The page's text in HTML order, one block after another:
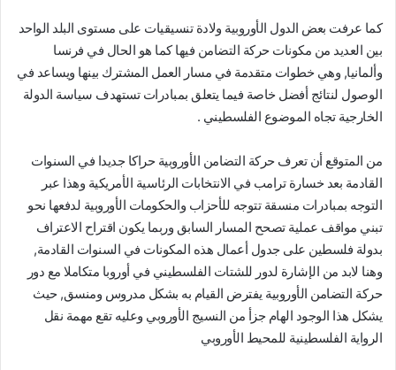
كما عرفت بعض الدول الأوروبية ولادة تنسيقيات على مستوى البلد الواحد
بين العديد من مكونات حركة التضامن فيها كما هو الحال في فرنسا
وألمانيا, وهي خطوات متقدمة في مسار العمل المشترك بينها ويساعد في
الوصول لنتائج أفضل خاصة فيما يتعلق بمبادرات تستهدف سياسة الدولة
الخارجية تجاه الموضوع الفلسطيني .
من المتوقع أن تعرف حركة التضامن الأوروبية حراكا جديدا في السنوات
القادمة بعد خسارة ترامب في الانتخابات الرئاسية الأمريكية وهذا عبر
التوجه بمبادرات منسقة تتوجه للأحزاب والحكومات الأوروبية لدفعها نحو
تبني مواقف عملية تصحح المسار السابق وربما يكون اقتراح الاعتراف
بدولة فلسطين على جدول أعمال هذه المكونات في السنوات القادمة,
وهنا لابد من الإشارة لدور للشتات الفلسطيني في أوروبا متكاملا مع دور
حركة التضامن الأوروبية يفترض القيام به بشكل مدروس ومنسق, حيث
يشكل هذا الوجود الهام جزأ من النسيج الأوروبي وعليه تقع مهمة نقل
الرواية الفلسطينية للمحيط الأوروبي